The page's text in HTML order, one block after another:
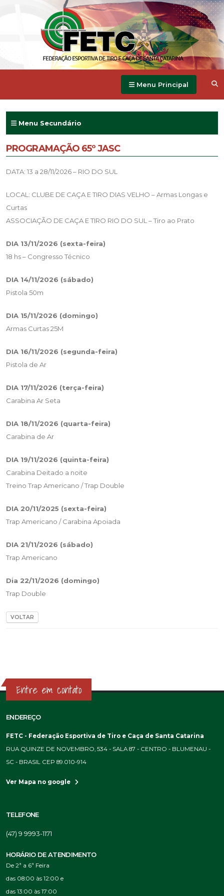
Menu Principal
Menu Secundário
PROGRAMAÇÃO 65º JASC
DATA: 13 a 28/11/2026 – RIO DO SUL
LOCAL: CLUBE DE CAÇA E TIRO DIAS VELHO – Armas Longas e
Curtas
ASSOCIAÇÃO DE CAÇA E TIRO RIO DO SUL – Tiro ao Prato
DIA 13/11/2026 (sexta-feira)
18 hs – Congresso Técnico
DIA 14/11/2026 (sábado)
Pistola 50m
DIA 15/11/2026 (domingo)
Armas Curtas 25M
DIA 16/11/2026 (segunda-feira)
Pistola de Ar
DIA 17/11/2026 (terça-feira)
Carabina Ar Seta
DIA 18/11/2026 (quarta-feira)
Carabina de Ar
DIA 19/11/2026 (quinta-feira)
Carabina Deitado a noite
Treino Trap Americano / Trap Double
DIA 20/11/2025 (sexta-feira)
Trap Americano / Carabina Apoiada
DIA 21/11/2026 (sábado)
Trap Americano
Dia 22/11/2026 (domingo)
Trap Double
VOLTAR
Entre em contato
ENDEREÇO
FETC - Federação Esportiva de Tiro e Caça de Santa Catarina
RUA QUINZE DE NOVEMBRO, 534 - SALA 87 - CENTRO - BLUMENAU -
SC - BRASIL CEP 89.010-914
Ver Mapa no google
TELEFONE
(47) 9 9993-1171
HORÁRIO DE ATENDIMENTO
De 2ª a 6ª Feira
das 08:00 às 12:00 e
das 13:00 às 17:00